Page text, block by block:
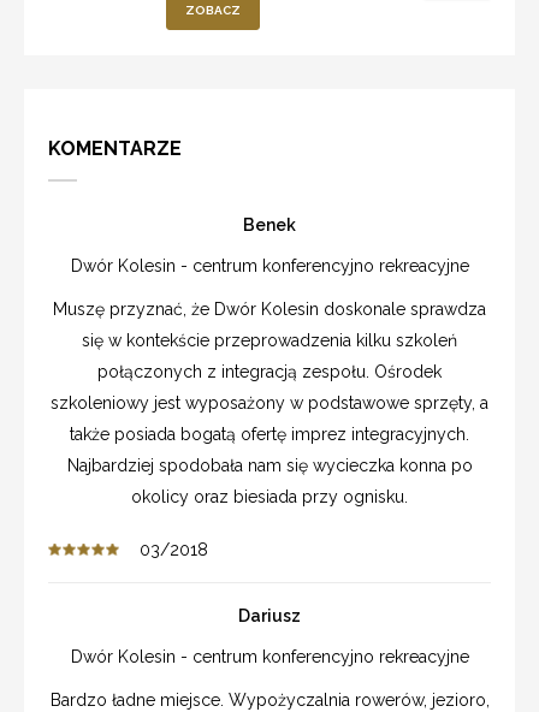
ZOBACZ
KOMENTARZE
Benek
Dwór Kolesin - centrum konferencyjno rekreacyjne
Muszę przyznać, że Dwór Kolesin doskonale sprawdza
się w kontekście przeprowadzenia kilku szkoleń
połączonych z integracją zespołu. Ośrodek
szkoleniowy jest wyposażony w podstawowe sprzęty, a
także posiada bogatą ofertę imprez integracyjnych.
Najbardziej spodobała nam się wycieczka konna po
okolicy oraz biesiada przy ognisku.
03/2018
Dariusz
Dwór Kolesin - centrum konferencyjno rekreacyjne
Bardzo ładne miejsce. Wypożyczalnia rowerów, jezioro,